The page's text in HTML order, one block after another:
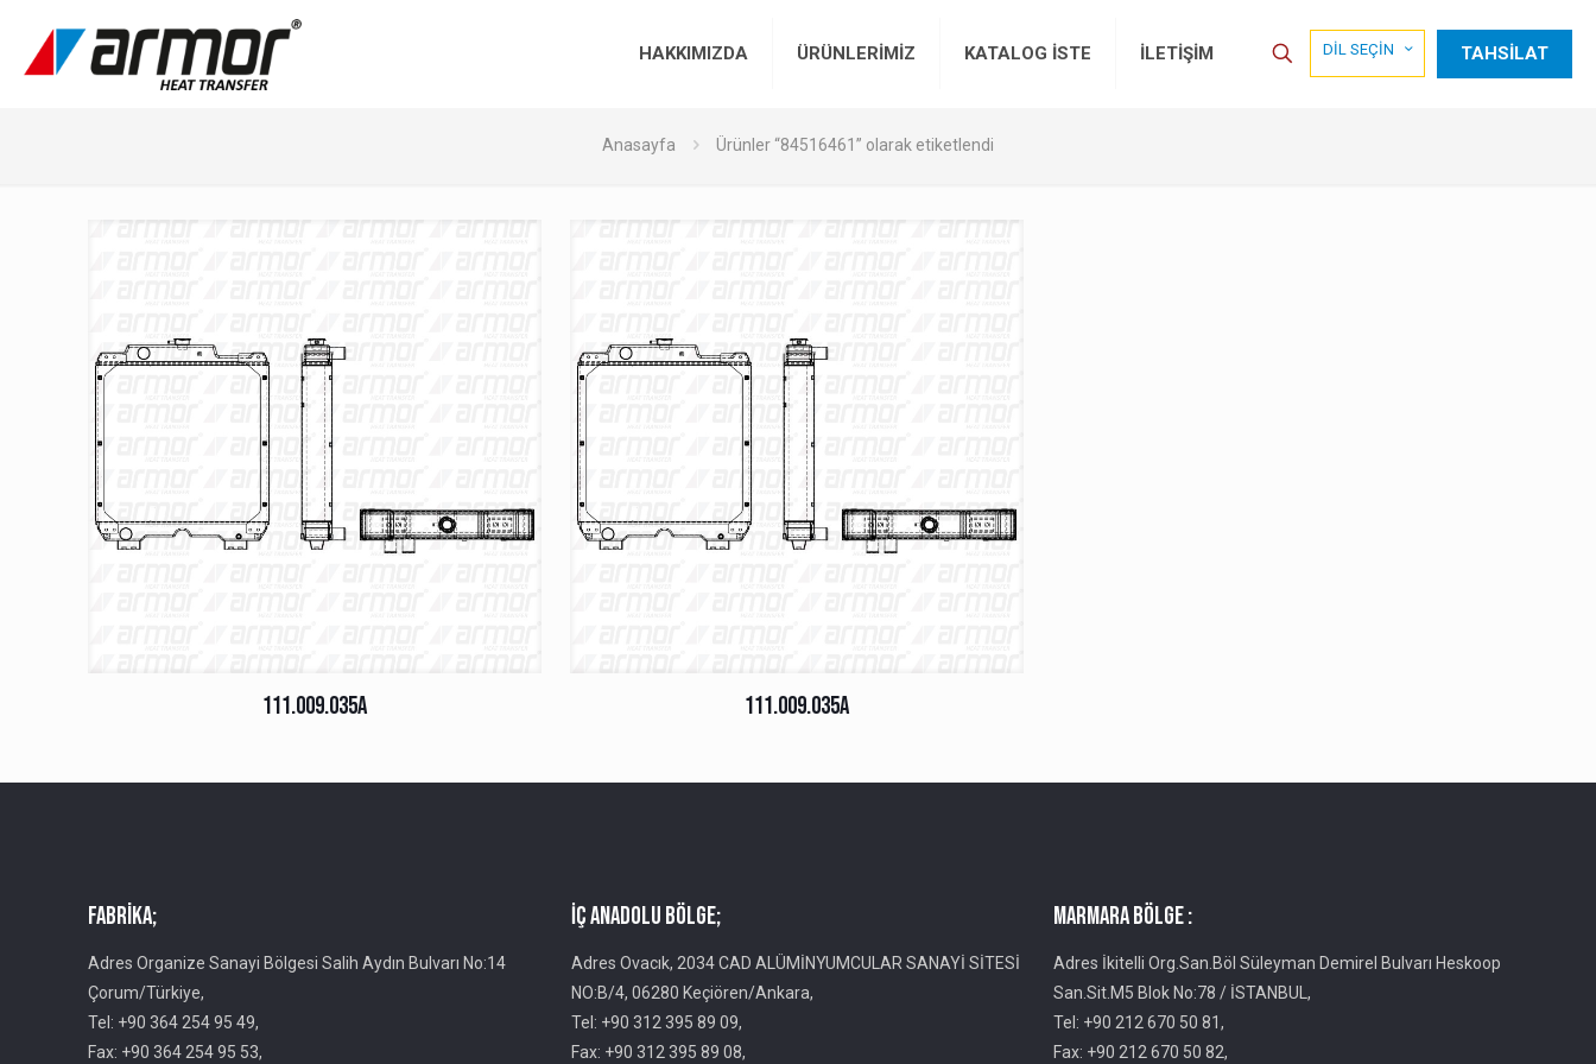
HAKKIMIZDA ÜRÜNLERİMİZ KATALOG İSTE İLETİŞİM DİL SEÇİN TAHSİLAT
Anasayfa Ürünler “84516461” olarak etiketlendi
111.009.035A 111.009.035A
Fabrika;
Adres Organize Sanayi Bölgesi Salih Aydın Bulvarı No:14
Çorum/Türkiye,
Tel: +90 364 254 95 49,
Fax: +90 364 254 95 53,
İç Anadolu Bölge;
Adres Ovacık, 2034 CAD ALÜMİNYUMCULAR SANAYİ SİTESİ
NO:B/4, 06280 Keçiören/Ankara,
Tel: +90 312 395 89 09,
Fax: +90 312 395 89 08,
MARMARA BÖLGE :
Adres İkitelli Org.San.Böl Süleyman Demirel Bulvarı Heskoop
San.Sit.M5 Blok No:78 / İSTANBUL,
Tel: +90 212 670 50 81,
Fax: +90 212 670 50 82,